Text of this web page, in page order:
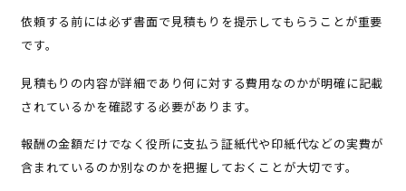
依頼する前には必ず書面で見積もりを提示してもらうことが重要
です。
見積もりの内容が詳細であり何に対する費用なのかが明確に記載
されているかを確認する必要があります。
報酬の金額だけでなく役所に支払う証紙代や印紙代などの実費が
含まれているのか別なのかを把握しておくことが大切です。